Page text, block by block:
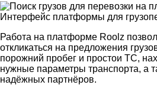
Интерфейс платформы для
Работа на платформе Roolz
откликаться на предложения
порожний пробег и простои ТС,
нужные параметры транспорта, а
надёжных партнёров.